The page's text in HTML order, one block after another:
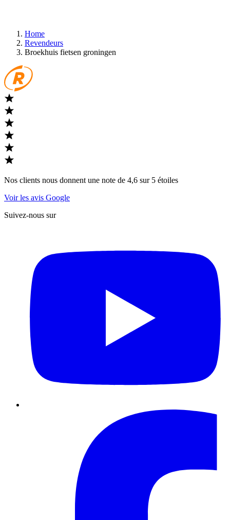
Home
Revendeurs
Broekhuis fietsen groningen
Nos clients nous donnent une note de 4,6 sur 5 étoiles
Voir les avis Google
Suivez-nous sur